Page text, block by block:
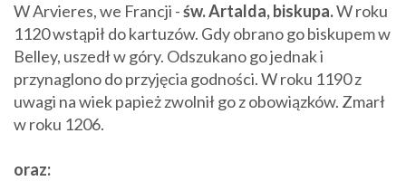
W Arvieres, we Francji -św. Artalda, biskupa.W roku
1120 wstąpił do kartuzów. Gdy obrano go biskupem w
Belley, uszedł w góry. Odszukano go jednak i
przynaglono do przyjęcia godności. W roku 1190 z
uwagi na wiek papież zwolnił go z obowiązków. Zmarł
w roku 1206.
oraz: